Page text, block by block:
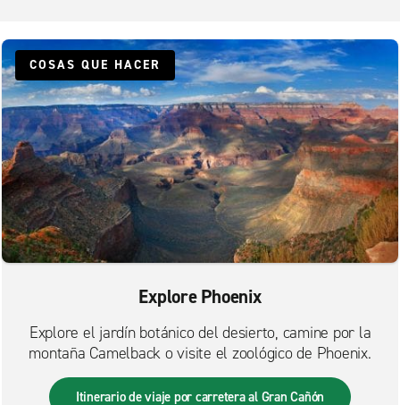
Phoenix E. McDowell Rd.
Phoenix W. Camelback Rd.
Phoenix, 28th con Bell
Phoenix, Ahwatukee Foothills
Phoenix, Avondale
Phoenix, Bill Luke Chrysler
Phoenix, Camelback Collision Center
Phoenix, Maryvale Village
Phoenix, South Mountain Village
Phoenix, Bell Rd. Autopark Autopark
Scottsdale, Shea con Scottsdale Rd.
COSAS QUE HACER
Explore Phoenix
Explore el jardín botánico del desierto, camine por la
montaña Camelback o visite el zoológico de Phoenix.
Itinerario de viaje por carretera al Gran Cañón